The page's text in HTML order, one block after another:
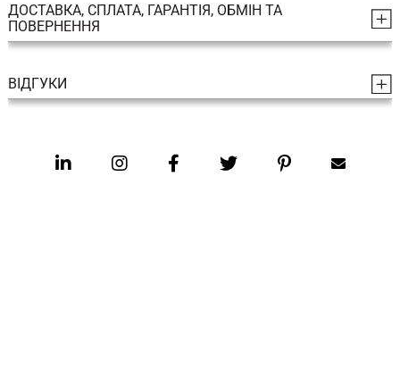
ДОСТАВКА, СПЛАТА, ГАРАНТІЯ, ОБМІН ТА
ПОВЕРНЕННЯ
ВІДГУКИ